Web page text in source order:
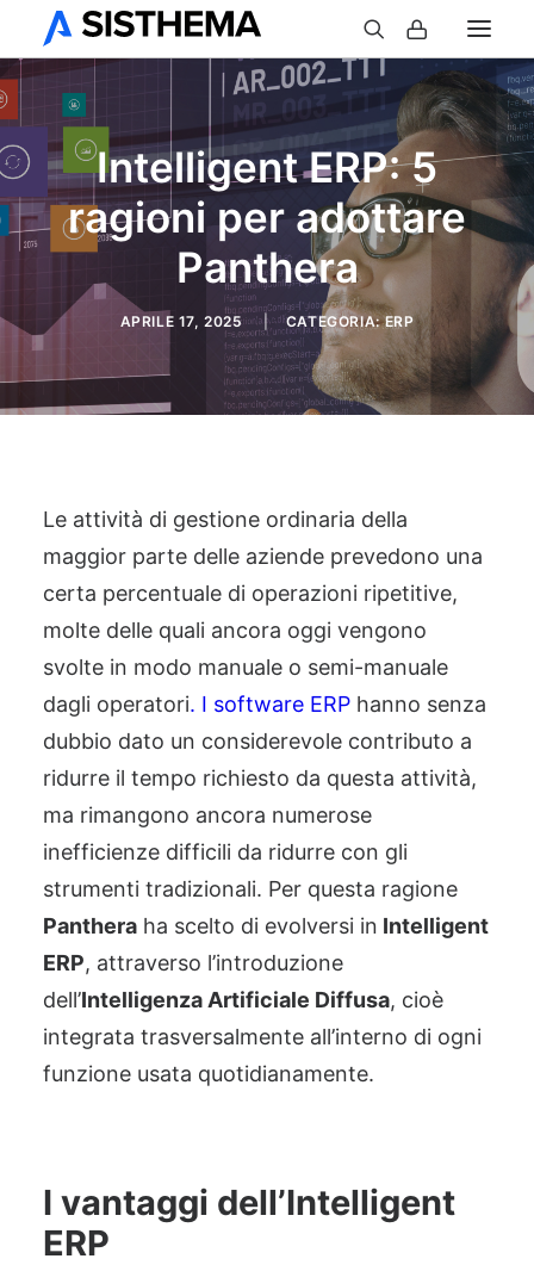
Intelligent ERP: 5
ragioni per adottare
Panthera
APRILE 17, 2025 CATEGORIA:ERP
Le attività di gestione ordinaria della
maggior parte delle aziende prevedono una
certa percentuale di operazioni ripetitive,
molte delle quali ancora oggi vengono
svolte in modo manuale o semi-manuale
dagli operatori. I software ERP hanno senza
dubbio dato un considerevole contributo a
ridurre il tempo richiesto da questa attività,
ma rimangono ancora numerose
inefficienze difficili da ridurre con gli
strumenti tradizionali. Per questa ragione
Panthera ha scelto di evolversi in Intelligent
ERP, attraverso l’introduzione
dell’Intelligenza Artificiale Diffusa, cioè
integrata trasversalmente all’interno di ogni
funzione usata quotidianamente.
I vantaggi dell’Intelligent
ERP